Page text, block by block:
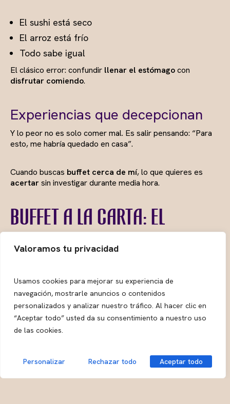
Valoramos tu privacidad
Usamos cookies para mejorar su experiencia de
navegación, mostrarle anuncios o contenidos
personalizados y analizar nuestro tráfico. Al hacer clic en
“Aceptar todo” usted da su consentimiento a nuestro uso
de las cookies.
Personalizar Rechazar todo Aceptar todo
El sushi está seco
El arroz está frío
Todo sabe igual
El clásico error: confundir llenar el estómagocon
disfrutar comiendo.
Experiencias que decepcionan
Y lo peor no es solo comer mal. Es salir pensando: “Para
esto, me habría quedado en casa”.
Cuando buscas buffet cerca de mí, lo que quieres es
acertarsin investigar durante media hora.
Buffet a la carta: el
sistema que cambia todo
Pides lo que quieras, se cocina
al momento
Un buffet a la carta